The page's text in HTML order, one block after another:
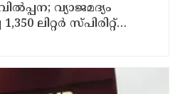
വ്യാജമദ്യം
ലിറ്റർ സ്പിരിറ്റ്